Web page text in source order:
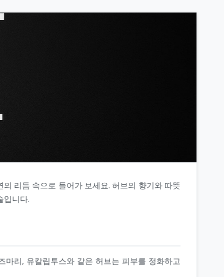
리듬 속으로 들어가 보세요. 허브의 향기와 따뜻
입니다.
리, 유칼립투스와 같은 허브는 피부를 정화하고